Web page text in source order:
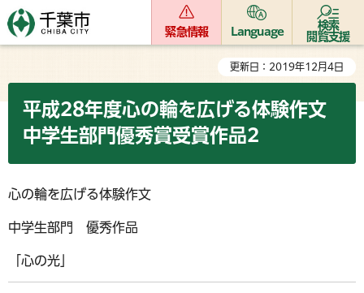
緊急情報 Language
検索
閲覧支援
更新日：2019年12月4日
平成28年度心の輪を広げる体験作文
中学生部門優秀賞受賞作品2
心の輪を広げる体験作文
中学生部門 優秀作品
「心の光」